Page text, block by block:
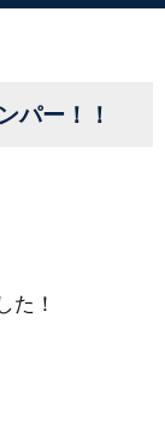
パー！！
た！